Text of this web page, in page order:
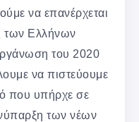
να επανέρχεται
των Ελλήνων
του 2020
να πιστεύουμε
που υπήρχε σε
των νέων